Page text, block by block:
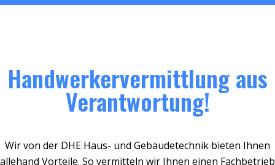
Handwerkervermittlung aus
Verantwortung!
Wir von der DHE Haus- und Gebäudetechnik bieten Ihnen
allehand Vorteile. So vermitteln wir Ihnen einen Fachbetrieb